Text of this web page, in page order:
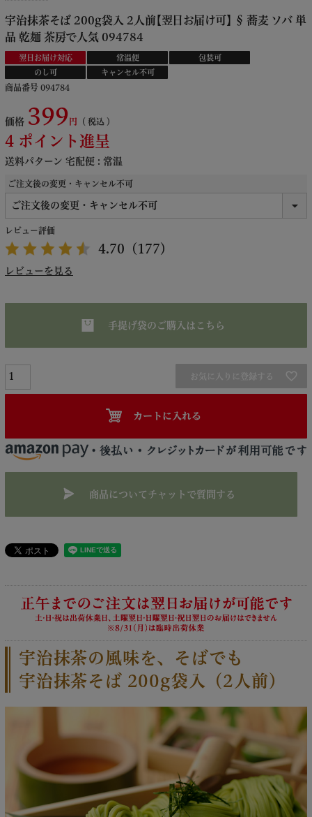
宇治抹茶そば 200g袋入 2人前【翌日お届け可】 § 蕎麦 ソバ 単
品 乾麺 茶房で人気 094784
翌日お届け対応 常温便
包装可
のし可
キャンセル不可
商品番号 094784
価格 399 税込
4 ポイント進呈
送料パターン 宅配便 : 常温
ご注文後の変更・キャンセル不可
レビュー評価
4.70 （177）
レビューを見る
手提げ袋のご購入はこちら
お気に入りに登録する
カートに入れる
商品についてチャットで質問する
宇治抹茶の風味を、そばでも
宇治抹茶そば 200g袋入（2人前）